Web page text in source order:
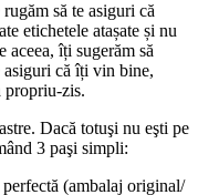
să te asiguri că
etichetele atașate și nu
aceea, îți sugerăm să
asiguri că îți vin bine,
propriu-zis.
Dacă totuşi nu eşti pe
3 paşi simpli:
(ambalaj original/